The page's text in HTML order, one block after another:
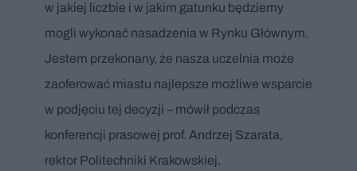
w jakiej liczbie i w jakim gatunku będziemy
mogli wykonać nasadzenia w Rynku Głównym.
Jestem przekonany, że nasza uczelnia może
zaoferować miastu najlepsze możliwe wsparcie
w podjęciu tej decyzji – mówił podczas
konferencji prasowej prof. Andrzej Szarata,
rektor Politechniki Krakowskiej.